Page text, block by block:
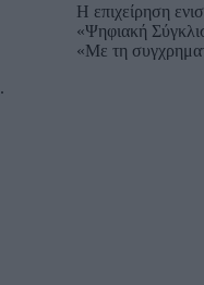
Η επιχείρηση
«Ψηφιακή
«Με τη
.